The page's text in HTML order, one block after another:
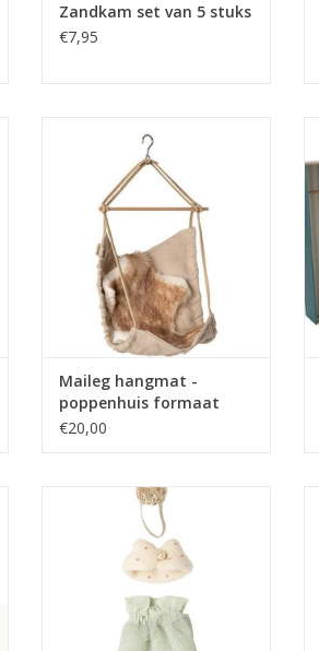
Zandkam set van 5 stuks
€7,95
gewoon gemakkelijk heen en
weer te slingeren. Het wordt
geleverd met een kleine deken
om de stoel warm te houden.
Inclusief een kleine haak om
overal op te hangen waar je
maar wilt.
TOEVOEGEN AAN WINKELWAGEN
Maileg hangmat -
poppenhuis formaat
€20,00
Maileg Queen clothes koningin
kledingset